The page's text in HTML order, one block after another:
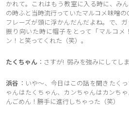
かれて。これはもう教室に入る時に、み
の時ふと当時流行っていたマルコメ味噌の
フレーズが頭に浮かんだんだよね。で、
振り向いた時に帽子をとって「マルコメ
ン！と笑ってくれた（笑）。
たくちゃん ：さすが! 弱みを強みにしてし
浜谷 ：いや〜、今日はこの話を聞きたく
ゃんはたくちゃん、カンちゃんはカンち
んごめん！勝手に進行しちゃった（笑）